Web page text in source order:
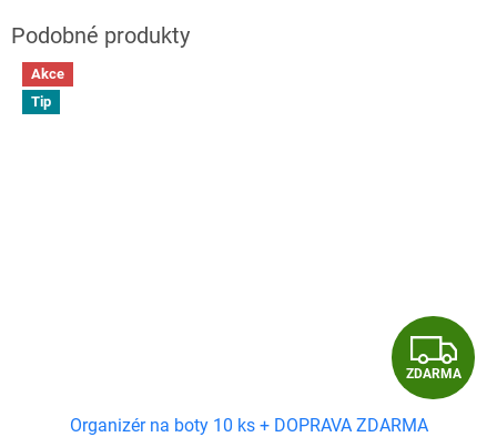
Akce
Tip
Z
D
ZDARMA
Organizér na boty 10 ks + DOPRAVA ZDARMA